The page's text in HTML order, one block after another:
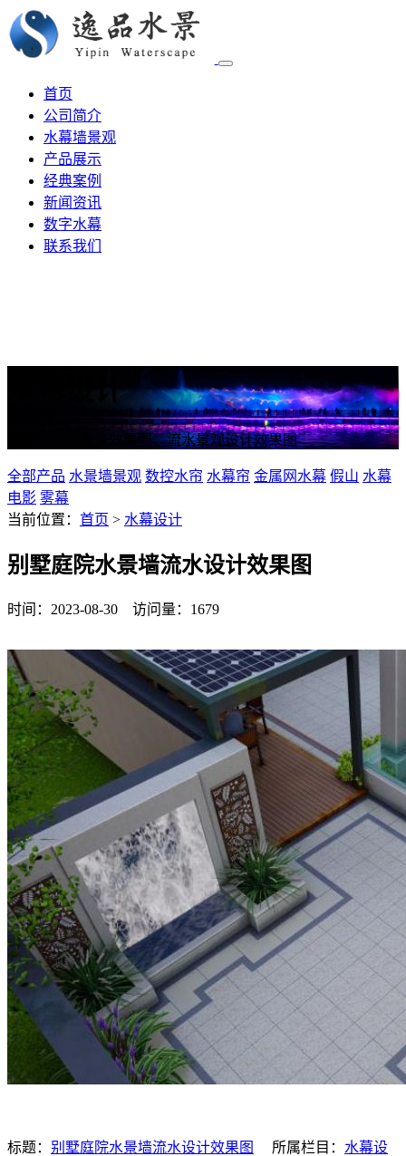
首页
公司简介
水幕墙景观
产品展示
经典案例
新闻资讯
数字水幕
联系我们
水幕设计
水幕设计、水景效果图、流水景观设计效果图
全部产品 水景墙景观 数控水帘 水幕帘 金属网水幕 假山 水幕
电影 雾幕
当前位置： 首页 > 水幕设计
别墅庭院水景墙流水设计效果图
时间：2023-08-30 访问量：1679
标题： 别墅庭院水景墙流水设计效果图 所属栏目： 水幕设